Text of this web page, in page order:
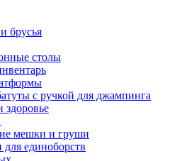
брусья
столы
с ручкой для джампинга
здоровье
мешки и груши
для единоборств